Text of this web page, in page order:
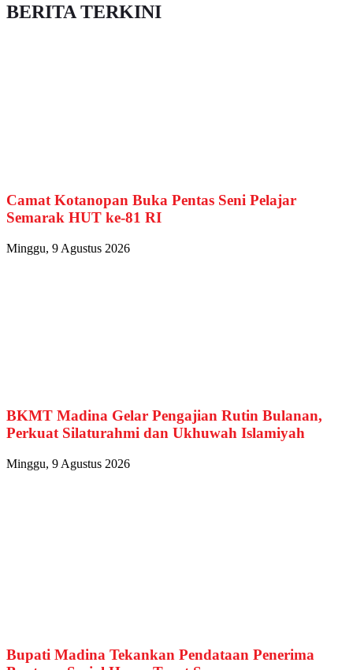
BERITA TERKINI
Camat Kotanopan Buka Pentas Seni Pelajar
Semarak HUT ke-81 RI
Minggu, 9 Agustus 2026
BKMT Madina Gelar Pengajian Rutin Bulanan,
Perkuat Silaturahmi dan Ukhuwah Islamiyah
Minggu, 9 Agustus 2026
Bupati Madina Tekankan Pendataan Penerima